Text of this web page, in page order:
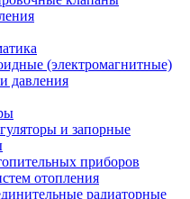
(электромагнитные)
давления
и запорные
приборов
отопления
радиаторные